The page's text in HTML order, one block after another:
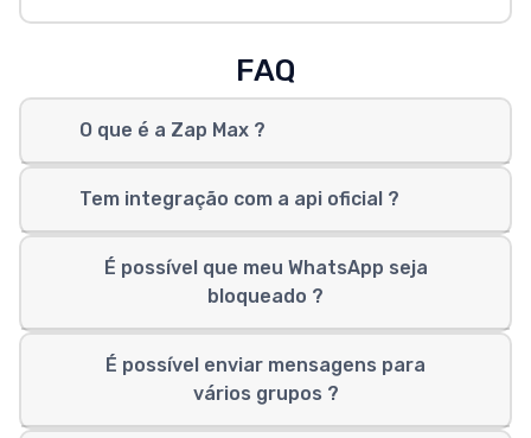
FAQ
O que é a Zap Max ?
Tem integração com a api oficial ?
É possível que meu WhatsApp seja
bloqueado ?
É possível enviar mensagens para
vários grupos ?